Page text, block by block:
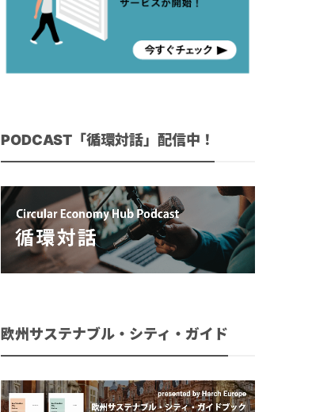
PODCAST「循環対話」配信中！
欧州サステナブル・シティ・ガイド